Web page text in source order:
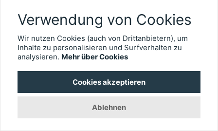
Verwendung von Cookies
Wir nutzen Cookies (auch von Drittanbietern), um
Inhalte zu personalisieren und Surfverhalten zu
analysieren. Mehr über Cookies
Cookies akzeptieren
Ablehnen